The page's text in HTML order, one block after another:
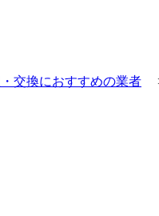
交換におすすめの業者